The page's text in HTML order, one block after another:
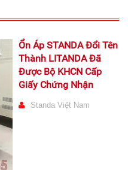
Ổn Áp STANDA Đổi Tên
Thành LITANDA Đã
Được Bộ KHCN Cấp
Giấy Chứng Nhận
Standa Việt Nam